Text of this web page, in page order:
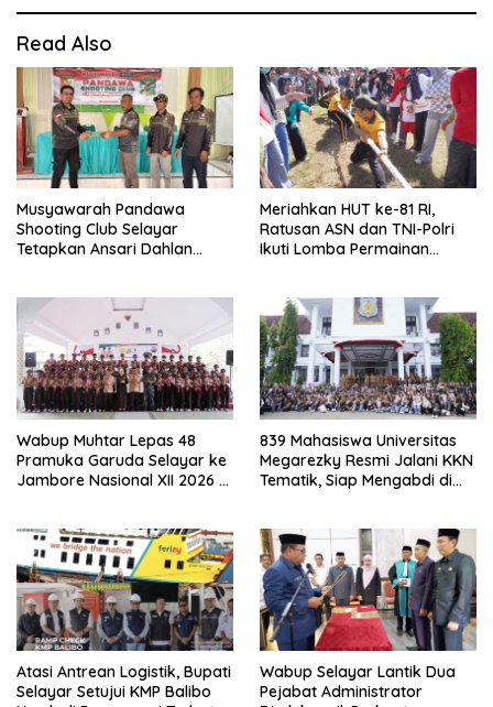
Read Also
Musyawarah Pandawa
Shooting Club Selayar
Tetapkan Ansari Dahlan
Meriahkan HUT ke-81 RI,
Ratusan ASN dan TNI-Polri
Ikuti Lomba Permainan
Wabup Muhtar Lepas 48
Pramuka Garuda Selayar ke
Jambore Nasional XII 2026 di
839 Mahasiswa Universitas
Megarezky Resmi Jalani KKN
Tematik, Siap Mengabdi di
Atasi Antrean Logistik, Bupati
Selayar Setujui KMP Balibo
Wabup Selayar Lantik Dua
Pejabat Administrator